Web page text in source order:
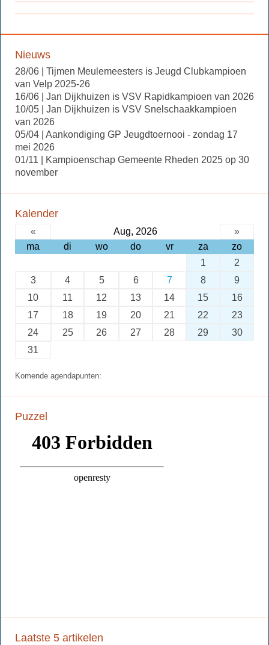
Nieuws
28/06 | Tijmen Meulemeesters is Jeugd Clubkampioen
van Velp 2025-26
16/06 | Jan Dijkhuizen is VSV Rapidkampioen van 2026
10/05 | Jan Dijkhuizen is VSV Snelschaakkampioen
van 2026
05/04 | Aankondiging GP Jeugdtoernooi - zondag 17
mei 2026
01/11 | Kampioenschap Gemeente Rheden 2025 op 30
november
Kalender
« Aug, 2026
»
ma
di wo do vr za
zo
1
2
3
4 5 6 7 8
9
10
11 12 13 14 15
16
17
18 19 20 21 22
23
24
25 26 27 28 29
30
31
Komende agendapunten:
Puzzel
Laatste 5 artikelen